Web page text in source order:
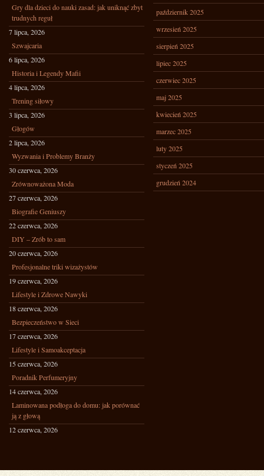
Gry dla dzieci do nauki zasad: jak uniknąć zbyt
trudnych reguł
7 lipca, 2026
Szwajcaria
6 lipca, 2026
Historia i Legendy Mafii
4 lipca, 2026
Trening siłowy
3 lipca, 2026
Głogów
2 lipca, 2026
Wyzwania i Problemy Branży
30 czerwca, 2026
Zrównoważona Moda
27 czerwca, 2026
Biografie Geniuszy
22 czerwca, 2026
DIY – Zrób to sam
20 czerwca, 2026
Profesjonalne triki wizażystów
19 czerwca, 2026
Lifestyle i Zdrowe Nawyki
18 czerwca, 2026
Bezpieczeństwo w Sieci
17 czerwca, 2026
Lifestyle i Samoakceptacja
15 czerwca, 2026
Poradnik Perfumeryjny
14 czerwca, 2026
Laminowana podłoga do domu: jak porównać
ją z głową
12 czerwca, 2026
październik 2025
wrzesień 2025
sierpień 2025
lipiec 2025
czerwiec 2025
maj 2025
kwiecień 2025
marzec 2025
luty 2025
styczeń 2025
grudzień 2024